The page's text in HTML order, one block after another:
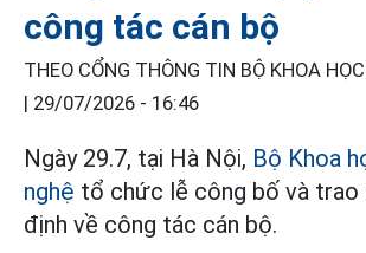
công tác cán bộ
THEO CỔNG THÔNG TIN BỘ KHOA
| 29/07/2026 - 16:46
Ngày 29.7, tại Hà Nội, Bộ Khoa
nghệ tổ chức lễ công bố và trao
định về công tác cán bộ.